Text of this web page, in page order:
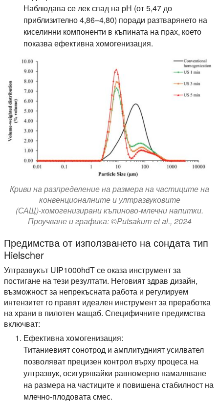
Наблюдава се лек спад на рН (от 5,47 до
приблизително 4,86–4,80) поради разтварянето на
киселинни компоненти в къпината на прах, което
показва ефективна хомогенизация.
Криви на разпределение на размера на частиците на
конвенционалните и ултразвуковите
(САЩ)-хомогенизирани къпиново-млечни напитки.
Проучване и графика: ©Putsakum et al., 2024
Предимства от използването на сондата тип
Hielscher
Ултразвукът UIP1000hdT се оказа инструмент за
постигане на тези резултати. Неговият здрав дизайн,
възможност за непрекъсната работа и регулируем
интензитет го правят идеален инструмент за преработка
на храни в пилотен мащаб. Специфичните предимства
включват:
Ефективна хомогенизация:
Титаниевият сонотрод и амплитудният усилвател
позволяват прецизен контрол върху процеса на
ултразвук, осигурявайки равномерно намаляване
на размера на частиците и повишена стабилност на
млечно-плодовата смес.